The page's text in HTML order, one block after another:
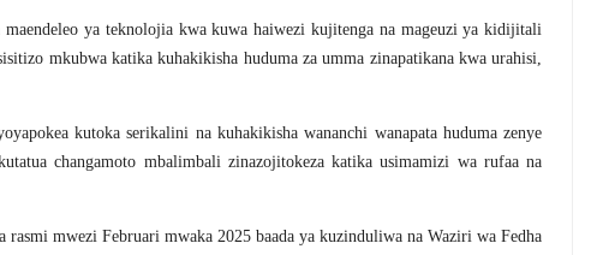
maendeleo ya teknolojia kwa kuwa haiwezi kujitenga na mageuzi ya kidijitali
mkubwa katika kuhakikisha huduma za umma zinapatikana kwa urahisi,
kutoka serikalini na kuhakikisha wananchi wanapata huduma zenye
changamoto mbalimbali zinazojitokeza katika usimamizi wa rufaa na
mwezi Februari mwaka 2025 baada ya kuzinduliwa na Waziri wa Fedha